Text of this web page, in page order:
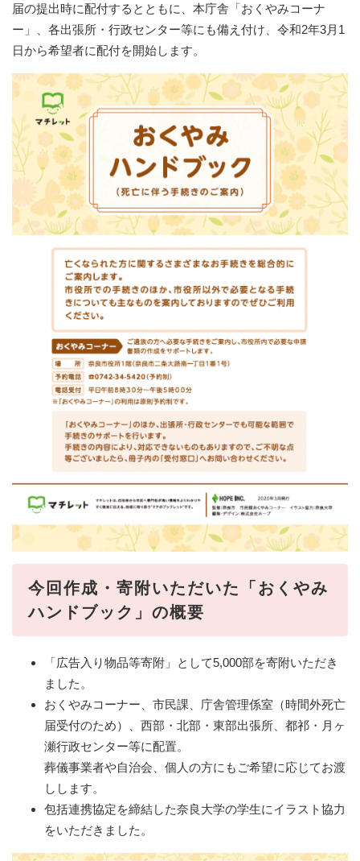
届の提出時に配付するとともに、本庁舎「おくやみコーナ
ー」、各出張所・行政センター等にも備え付け、令和2年3月1
日から希望者に配付を開始します。
今回作成・寄附いただいた「おくやみ
ハンドブック」の概要
「広告入り物品等寄附」として5,000部を寄附いただき
ました。
おくやみコーナー、市民課、庁舎管理係室（時間外死亡
届受付のため）、西部・北部・東部出張所、都祁・月ヶ
瀬行政センター等に配置。
葬儀事業者や自治会、個人の方にもご希望に応じてお渡
しします。
包括連携協定を締結した奈良大学の学生にイラスト協力
をいただきました。